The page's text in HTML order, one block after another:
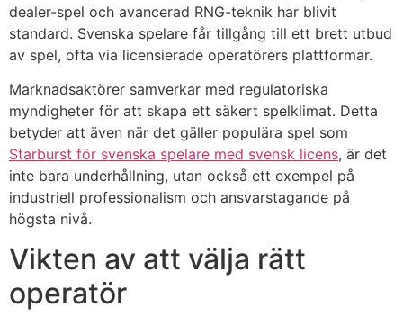
dealer-spel och avancerad RNG-teknik har blivit
standard. Svenska spelare får tillgång till ett brett utbud
av spel, ofta via licensierade operatörers plattformar.
Marknadsaktörer samverkar med regulatoriska
myndigheter för att skapa ett säkert spelklimat. Detta
betyder att även när det gäller populära spel som
Starburst för svenska spelare med svensk licens, är det
inte bara underhållning, utan också ett exempel på
industriell professionalism och ansvarstagande på
högsta nivå.
Vikten av att välja rätt
operatör